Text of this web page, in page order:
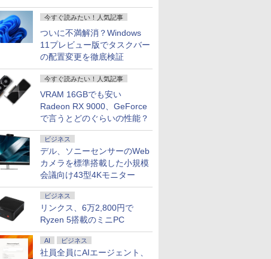
今すぐ読みたい！人気記事
ついに不満解消？Windows
11プレビュー版でタスクバー
の配置変更を徹底検証
今すぐ読みたい！人気記事
VRAM 16GBでも安い
Radeon RX 9000、GeForce
で言うとどのぐらいの性能？
ビジネス
デル、ソニーセンサーのWeb
カメラを標準搭載した小規模
会議向け43型4Kモニター
ビジネス
リンクス、6万2,800円で
Ryzen 5搭載のミニPC
AI ビジネス
社員全員にAIエージェント、